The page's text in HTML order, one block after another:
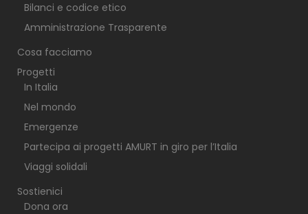
Bilanci e codice etico
Amministrazione Trasparente
Cosa facciamo
Progetti
In Italia
Nel mondo
Emergenze
Partecipa ai progetti AMURT in giro per l’Italia
Viaggi solidali
Sostienici
Dona ora